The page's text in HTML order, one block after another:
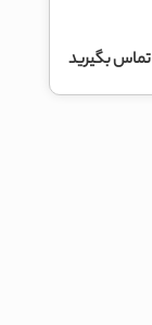
تماس بگیرید